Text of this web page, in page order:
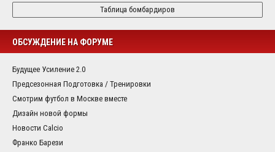
Таблица бомбардиров
ОБСУЖДЕНИЕ НА ФОРУМЕ
Будущее Усиление 2.0
Предсезонная Подготовка / Тренировки
Смотрим футбол в Москве вместе
Дизайн новой формы
Новости Calcio
Франко Барези